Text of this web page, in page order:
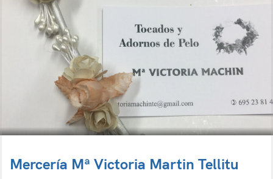
Mercería Mª Victoria Martin Tellitu